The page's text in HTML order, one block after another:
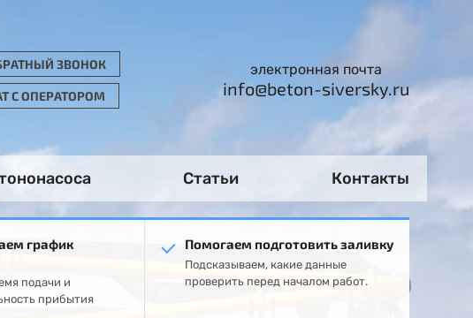
ЗВОНОК
С ОПЕРАТОРОМ
электронная почта
info@beton-siversky.ru
Статьи Контакты
график
подачи и
прибытия
Помогаем подготовить заливку
Подсказываем, какие данные
проверить перед началом работ.